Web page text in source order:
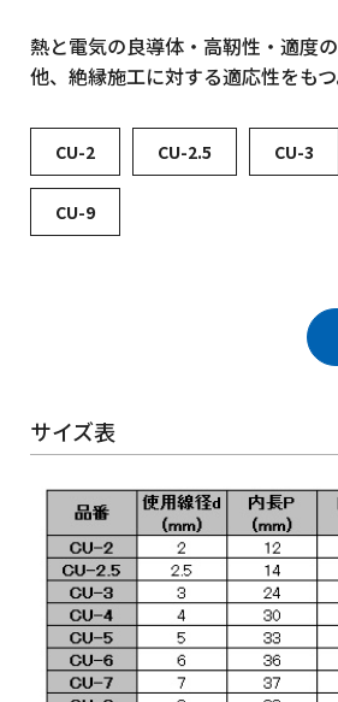
熱と電気の良導体・高靭性・適度
他、絶縁施工に対する適応性をもつ
CU-2 CU-2.5 CU-3
CU-9
サイズ表